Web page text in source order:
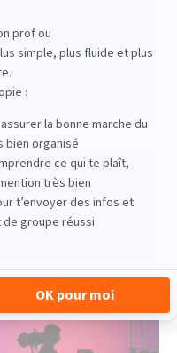
: pourquoi les
le moteur de